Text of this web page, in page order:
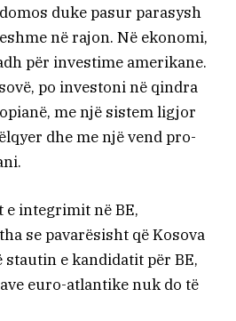
duke pasur parasysh
në rajon. Në ekonomi,
për investime amerikane.
po investoni në qindra
me një sistem ligjor
dhe me një vend pro-
integrimit në BE,
se pavarësisht që Kosova
stautin e kandidatit për BE,
euro-atlantike nuk do të